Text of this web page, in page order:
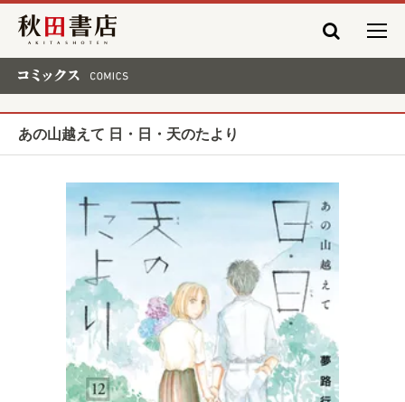
秋田書店
あの山越えて 日・日・天のたより